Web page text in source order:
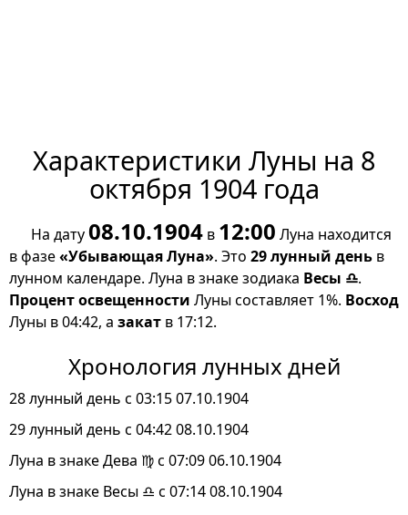
Характеристики Луны на 8
октября 1904 года
На дату08.10.1904 в 12:00 Луна находится
в фазе«Убывающая Луна». Это 29 лунный день в
лунном календаре. Луна в знаке зодиака Весы ♎.
Процент освещенности Луны составляет 1%. Восход
Луны в 04:42, а закат в 17:12.
Хронология лунных дней
28 лунный день с 03:15 07.10.1904
29 лунный день с 04:42 08.10.1904
Луна в знаке Дева ♍ с 07:09 06.10.1904
Луна в знаке Весы ♎ с 07:14 08.10.1904